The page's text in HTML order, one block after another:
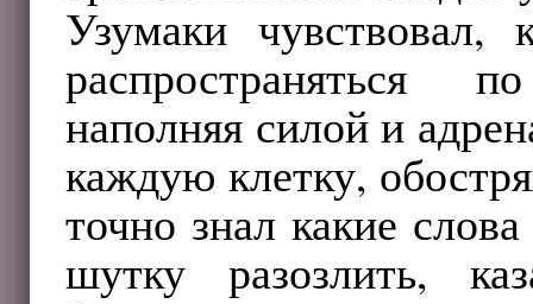
Узумаки чувствовал,
распространяться
наполняя силой и
каждую клетку,
точно знал какие
шутку разозлить,